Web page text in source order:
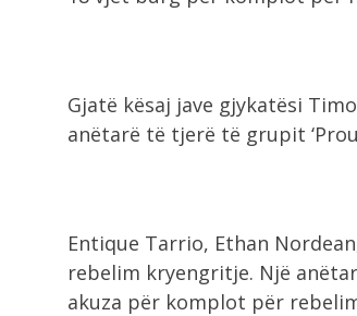
Gjatë kësaj jave gjykatësi
anëtarë të tjerë të grupit
Entique Tarrio, Ethan
rebelim kryengritje. Një
akuza për komplot për